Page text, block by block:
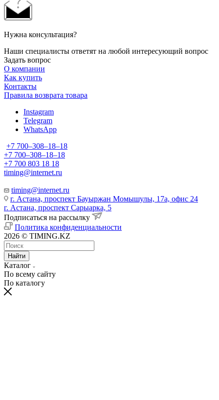
Нужна консультация?
Наши специалисты ответят на любой интересующий вопрос
Задать вопрос
О компании
Как купить
Контакты
Правила возврата товара
Instagram
Telegram
WhatsApp
+7 700‒308‒18‒18
+7 700‒308‒18‒18
+7 700 803 18 18
timing@internet.ru
timing@internet.ru
г. Астана, проспект Бауыржан Момышулы, 17а, офис 24
г. Астана, проспект Сарыарка, 5
Подписаться на рассылку
Политика конфиденциальности
2026 © TIMING.KZ
Найти
Каталог
По всему сайту
По каталогу